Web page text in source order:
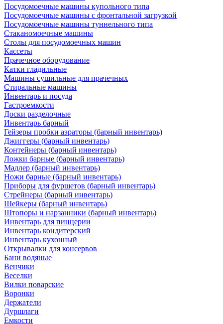
Посудомоечные машины купольного типа
Посудомоечные машины с фронтальной загрузкой
Посудомоечные машины туннельного типа
Стаканомоечные машины
Столы для посудомоечных машин
Кассеты
Прачечное оборудование
Катки гладильные
Машины сушильные для прачечных
Стиральные машины
Инвентарь и посуда
Гастроемкости
Доски разделочные
Инвентарь барный
Гейзеры пробки аэраторы (барный инвентарь)
Джиггеры (барный инвентарь)
Контейнеры (барный инвентарь)
Ложки барные (барный инвентарь)
Мадлер (барный инвентарь)
Ножи барные (барный инвентарь)
Приборы для фуршетов (барный инвентарь)
Стрейнеры (барный инвентарь)
Шейкеры (барный инвентарь)
Штопоры и нарзанники (барный инвентарь)
Инвентарь для пиццерии
Инвентарь кондитерский
Инвентарь кухонный
Открывалки для консервов
Бани водяные
Венчики
Веселки
Вилки поварские
Воронки
Держатели
Дуршлаги
Емкости